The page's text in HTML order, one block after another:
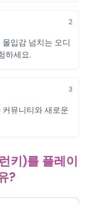
2
입감 넘치는 오디
하세요.
3
뮤니티와 새로운
키)를 플레이
?